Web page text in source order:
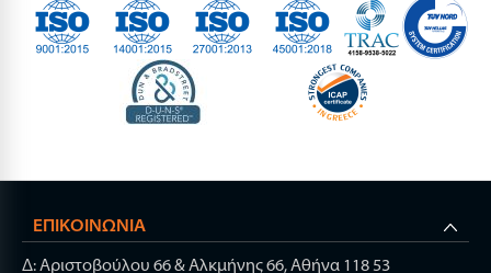
ΕΠΙΚΟΙΝΩΝΊΑ
Δ: Αριστοβούλου 66 & Αλκμήνης 66, Αθήνα 118 53